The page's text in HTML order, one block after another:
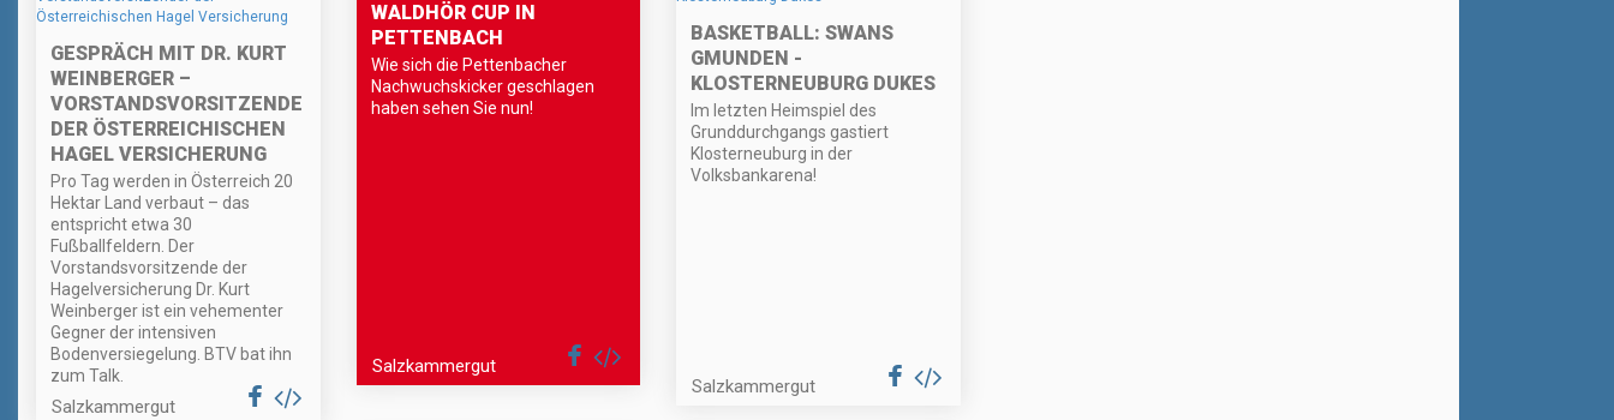
GESPRÄCH MIT DR. KURT
WEINBERGER –
VORSTANDSVORSITZENDER
DER ÖSTERREICHISCHEN
HAGEL VERSICHERUNG
Pro Tag werden in Österreich 20
Hektar Land verbaut – das
entspricht etwa 30
Fußballfeldern. Der
Vorstandsvorsitzende der
Hagelversicherung Dr. Kurt
Weinberger ist ein vehementer
Gegner der intensiven
Bodenversiegelung. BTV bat ihn
zum Talk.
Salzkammergut
WALDHÖR CUP IN
PETTENBACH
Wie sich die Pettenbacher
Nachwuchskicker geschlagen
haben sehen Sie nun!
Salzkammergut
BASKETBALL: SWANS
GMUNDEN -
KLOSTERNEUBURG DUKES
Im letzten Heimspiel des
Grunddurchgangs gastiert
Klosterneuburg in der
Volksbankarena!
Salzkammergut